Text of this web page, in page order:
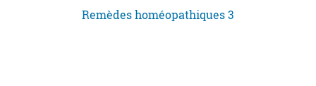
Remèdes homéopathiques 3